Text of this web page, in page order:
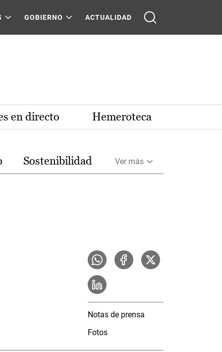
GOBIERNO ACTUALIDAD
en directo Hemeroteca
Sostenibilidad Ver más
Notas de prensa
Fotos